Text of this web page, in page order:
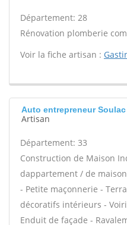
Département: 28
Rénovation plomberie
Voir la fiche artisan :
Auto entrepreneur
Artisan
Département: 33
Construction de Maison
dappartement / de
- Petite maçonnerie -
décoratifs intérieurs -
Enduit de façade -